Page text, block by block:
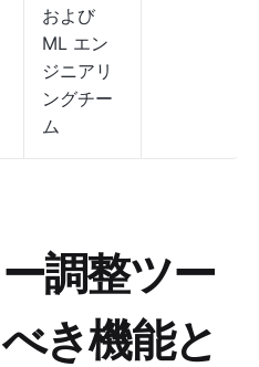
および
ML エン
ジニアリ
ングチー
ム
調整ツー
き機能と